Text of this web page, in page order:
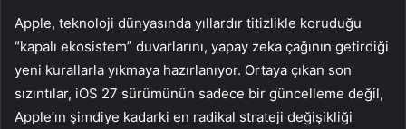
Apple, teknoloji dünyasında yıllardır titizlikle koruduğu
“kapalı ekosistem” duvarlarını, yapay zeka çağının getirdiği
yeni kurallarla yıkmaya hazırlanıyor. Ortaya çıkan son
sızıntılar, iOS 27 sürümünün sadece bir güncelleme değil,
Apple’ın şimdiye kadarki en radikal strateji değişikliği